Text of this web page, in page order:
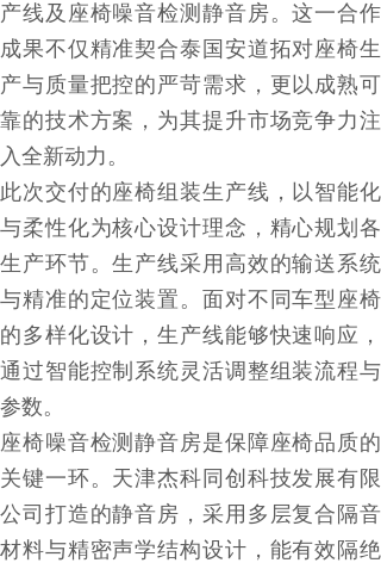
产线及座椅噪音检测静音房。这一合作
成果不仅精准契合泰国安道拓对座椅生
产与质量把控的严苛需求，更以成熟可
靠的技术方案，为其提升市场竞争力注
入全新动力。
此次交付的座椅组装生产线，以智能化
与柔性化为核心设计理念，精心规划各
生产环节。生产线采用高效的输送系统
与精准的定位装置。面对不同车型座椅
的多样化设计，生产线能够快速响应，
通过智能控制系统灵活调整组装流程与
参数。
座椅噪音检测静音房是保障座椅品质的
关键一环。天津杰科同创科技发展有限
公司打造的静音房，采用多层复合隔音
材料与精密声学结构设计，能有效隔绝